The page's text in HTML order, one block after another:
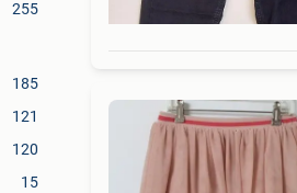
255
185
121
120
15